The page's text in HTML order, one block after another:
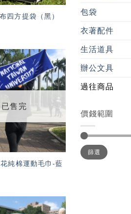
四方提袋（黑）
加入
「願
望輕
單」
已售完
純棉運動毛巾-藍
包袋
衣著配件
生活道具
辦公文具
過往商品
價錢範圍
最
低
價
最
高
價
篩選